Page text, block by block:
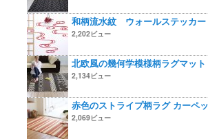
和柄流水紋 ウォールステッカー
2,202ビュー
北欧風の幾何学模様柄ラグマット
2,134ビュー
赤色のストライプ柄ラグ カーペ
2,069ビュー